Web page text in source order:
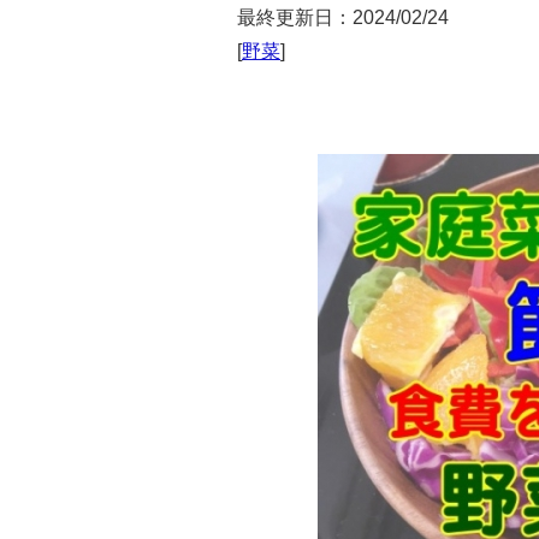
最終更新日：2024/02/24
[野菜]